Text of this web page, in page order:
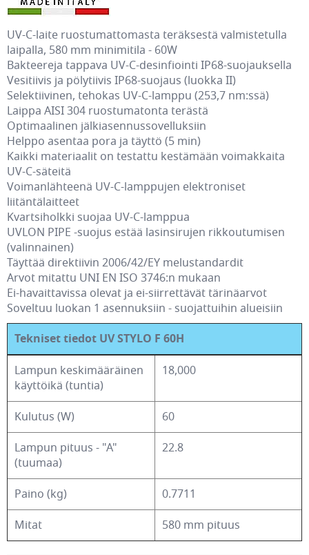
UV-C-laite ruostumattomasta teräksestä valmistetulla
laipalla, 580 mm minimitila - 60W
Bakteereja tappava UV-C-desinfiointi IP68-suojauksella
Vesitiivis ja pölytiivis IP68-suojaus (luokka II)
Selektiivinen, tehokas UV-C-lamppu (253,7 nm:ssä)
Laippa AISI 304 ruostumatonta terästä
Optimaalinen jälkiasennussovelluksiin
Helppo asentaa pora ja täyttö (5 min)
Kaikki materiaalit on testattu kestämään voimakkaita
UV-C-säteitä
Voimanlähteenä UV-C-lamppujen elektroniset
liitäntälaitteet
Kvartsiholkki suojaa UV-C-lamppua
UVLON PIPE -suojus estää lasinsirujen rikkoutumisen
(valinnainen)
Täyttää direktiivin 2006/42/EY melustandardit
Arvot mitattu UNI EN ISO 3746:n mukaan
Ei-havaittavissa olevat ja ei-siirrettävät tärinäarvot
Soveltuu luokan 1 asennuksiin - suojattuihin alueisiin
Tekniset tiedot UV STYLO F 60H
Lampun keskimääräinen
käyttöikä (tuntia)
18,000
Kulutus (W)
60
Lampun pituus - "A"
(tuumaa)
22.8
Paino (kg)
0.7711
Mitat
580 mm pituus